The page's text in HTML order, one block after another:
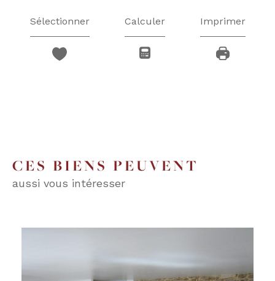
Sélectionner Calculer Imprimer
CES BIENS PEUVENT
aussi vous intéresser